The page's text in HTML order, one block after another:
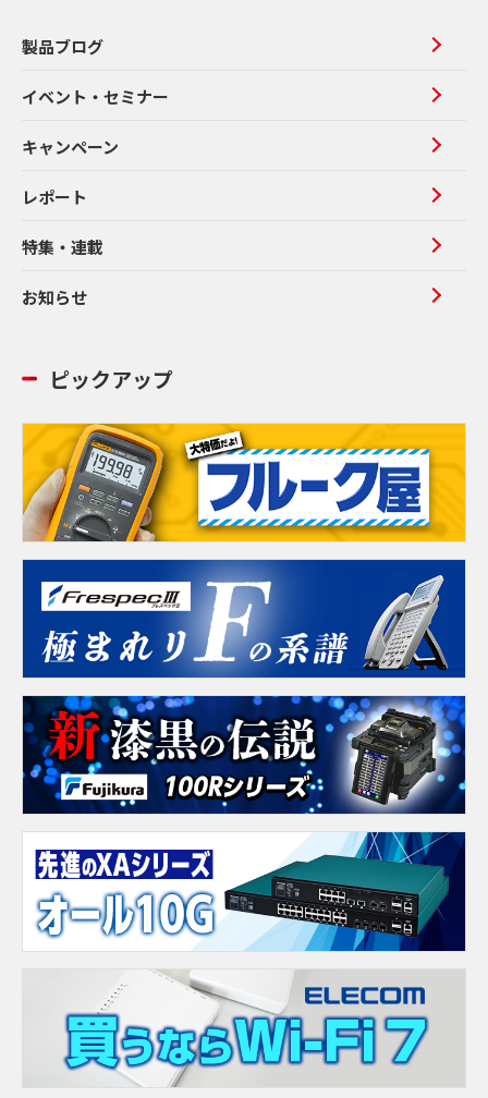
製品ブログ
イベント・セミナー
キャンペーン
レポート
特集・連載
お知らせ
ピックアップ